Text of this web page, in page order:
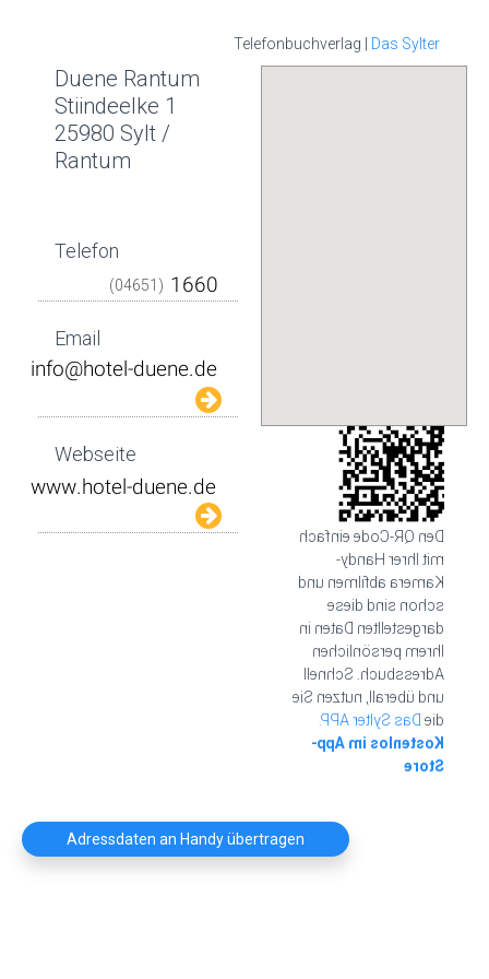
Telefonbuchverlag | Das Sylter
Duene Rantum
Stiindeelke 1
25980 Sylt /
Rantum
Telefon
(04651)
Email
Webseite
Den QR-Code einfach
mit Ihrer Handy-
Kamera abfilmen und
schon sind diese
dargestellten Daten in
Ihrem persönlichen
Adressbuch. Schnell
und überall, nutzen Sie
die
Das Sylter APP.
Kostenlos im App-
Store
Adressdaten an Handy übertragen